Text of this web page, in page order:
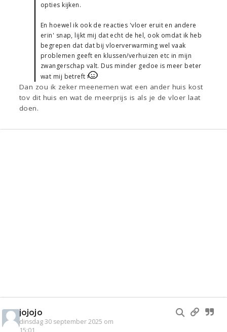
opties kijken.
En hoewel ik ook de reacties 'vloer eruit en andere
erin' snap, lijkt mij dat echt de hel, ook omdat ik heb
begrepen dat dat bij vloerverwarming wel vaak
problemen geeft en klussen/verhuizen etc in mijn
zwangerschap valt. Dus minder gedoe is meer beter
wat mij betreft
Dan zou ik zeker meenemen wat een ander huis kost
tov dit huis en wat de meerprijs is als je de vloer laat
doen.
jojojo
dinsdag 30 september 2025 om